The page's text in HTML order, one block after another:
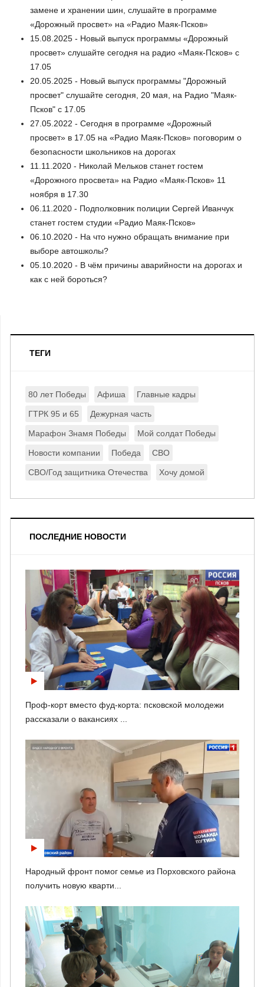
замене и хранении шин, слушайте в программе
«Дорожный просвет» на «Радио Маяк-Псков»
15.08.2025 - Новый выпуск программы «Дорожный
просвет» слушайте сегодня на радио «Маяк-Псков» с
17.05
20.05.2025 - Новый выпуск программы "Дорожный
просвет" слушайте сегодня, 20 мая, на Радио "Маяк-
Псков" с 17.05
27.05.2022 - Сегодня в программе «Дорожный
просвет» в 17.05 на «Радио Маяк-Псков» поговорим о
безопасности школьников на дорогах
11.11.2020 - Николай Мельков станет гостем
«Дорожного просвета» на Радио «Маяк-Псков» 11
ноября в 17.30
06.11.2020 - Подполковник полиции Сергей Иванчук
станет гостем студии «Радио Маяк-Псков»
06.10.2020 - На что нужно обращать внимание при
выборе автошколы?
05.10.2020 - В чём причины аварийности на дорогах и
как с ней бороться?
ТЕГИ
80 лет Победы Афиша Главные кадры
ГТРК 95 и 65 Дежурная часть
Марафон Знамя Победы Мой солдат Победы
Новости компании Победа СВО
СВО/Год защитника Отечества Хочу домой
ПОСЛЕДНИЕ НОВОСТИ
Проф-корт вместо фуд-корта: псковской молодежи
рассказали о вакансиях ...
Народный фронт помог семье из Порховского района
получить новую кварти...